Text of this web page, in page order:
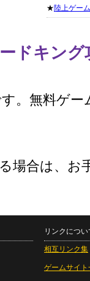
★陸上ゲーム
ドキン
。無料ゲー
場合は、お
リンクについ
相互リンク集
ゲームサイト